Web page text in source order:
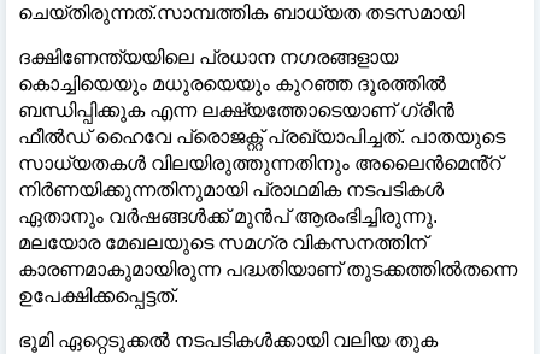
ചെയ്തിരുന്നത്.സാമ്പത്തിക ബാധ്യത തടസമായി
ദക്ഷിണേന്ത്യയിലെ പ്രധാന നഗരങ്ങളായ
കൊച്ചിയെയും മധുരയെയും കുറഞ്ഞ ദൂരത്തിൽ
ബന്ധിപ്പിക്കുക എന്ന ലക്ഷ്യത്തോടെയാണ് ഗ്രീൻ
ഫീൽഡ് ഹൈവേ പ്രൊജക്റ്റ് പ്രഖ്യാപിച്ചത്. പാതയുടെ
സാധ്യതകൾ വിലയിരുത്തുന്നതിനും അലൈൻമെൻ്റ്
നിർണയിക്കുന്നതിനുമായി പ്രാഥമിക നടപടികൾ
ഏതാനും വർഷങ്ങൾക്ക് മുൻപ് ആരംഭിച്ചിരുന്നു.
മലയോര മേഖലയുടെ സമഗ്ര വികസനത്തിന്
കാരണമാകുമായിരുന്ന പദ്ധതിയാണ് തുടക്കത്തിൽതന്നെ
ഉപേക്ഷിക്കപ്പെട്ടത്.
ഭൂമി ഏറ്റെടുക്കൽ നടപടികൾക്കായി വലിയ തുക